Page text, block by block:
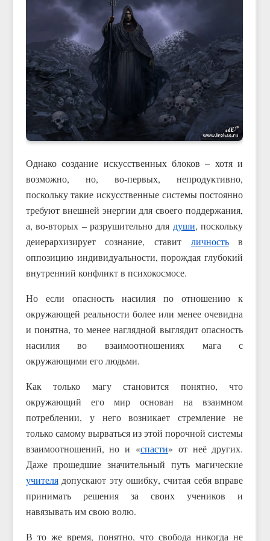
Однако создание искусственных блоков – хотя и
возможно, но, во-первых, непродуктивно,
поскольку такие искусственные системы постоянно
требуют внешней энергии для своего поддержания,
а, во-вторых – разрушительно для души, поскольку
деиерархизирует сознание, ставит личностьв
оппозицию индивидуальности, порождая глубокий
внутренний конфликт в психокосмосе.
Но если опасность насилия по отношению к
окружающей реальности более или менее очевидна
и понятна, то менее наглядной выглядит опасность
насилия во взаимоотношениях мага с
окружающими его людьми.
Как только магу становится понятно, что
окружающий его мир основан на взаимном
потреблении, у него возникает стремление не
только самому вырваться из этой порочной системы
взаимоотношений, но и «спасти» от неё других.
Даже прошедшие значительный путь магические
учителядопускают эту ошибку, считая себя вправе
принимать решения за своих учеников и
навязывать им свою волю.
В то же время, понятно, что свобода никогда не